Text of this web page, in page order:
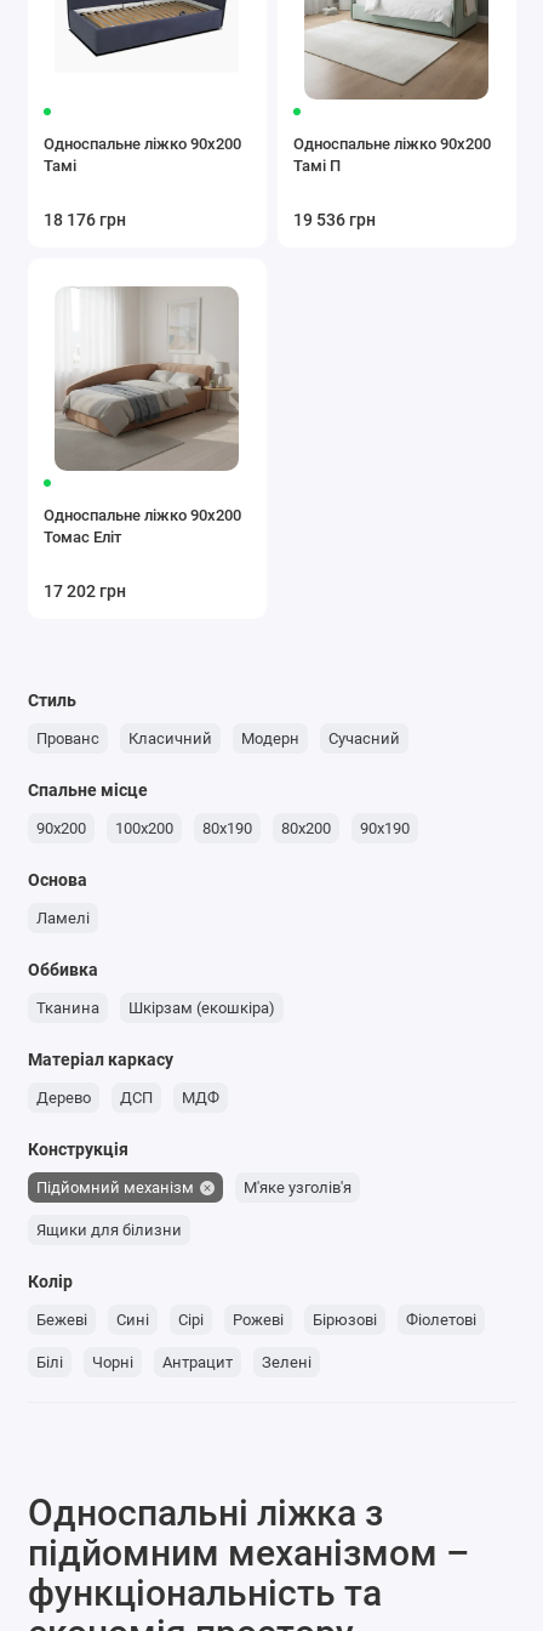
Односпальні ліжка з
підйомним механізмом –
функціональність та
Односпальне ліжко 90x200
Тамі
18 176 грн
Односпальне ліжко 90x200
Тамі П
19 536 грн
Односпальне ліжко 90x200
Томас Еліт
17 202 грн
Стиль
Прованс Класичний Модерн Сучасний
Спальне місце
90x200 100x200 80x190 80х200 90x190
Основа
Ламелі
Оббивка
Тканина Шкірзам (екошкіра)
Матеріал каркасу
Дерево ДСП МДФ
Конструкція
Підйомний механізм М'яке узголів'я
Ящики для білизни
Колір
Бежеві Сині Сірі Рожеві Бірюзові Фіолетові
Білі Чорні Антрацит Зелені